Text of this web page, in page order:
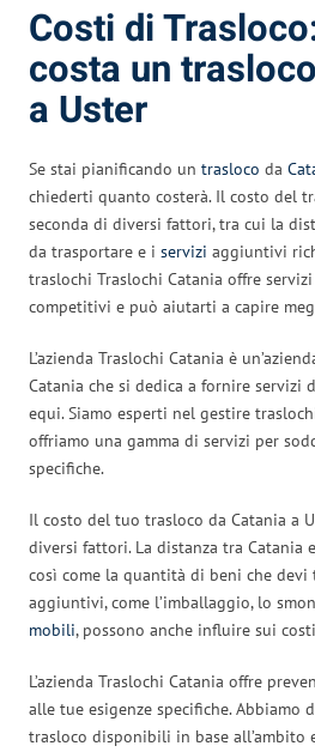
Costi di
costa un
a Uster
Se stai pianificando un trasloco da
chiederti quanto costerà. Il costo del
seconda di diversi fattori, tra cui la
da trasportare e i servizi aggiuntivi
traslochi Traslochi Catania offre
competitivi e può aiutarti a capire
L’azienda Traslochi Catania è
Catania che si dedica a fornire servizi
equi. Siamo esperti nel gestire
offriamo una gamma di servizi per
specifiche.
Il costo del tuo trasloco da Catania a
diversi fattori. La distanza tra Catania
così come la quantità di beni che devi
aggiuntivi, come l’imballaggio, lo
mobili, possono anche influire sui
L’azienda Traslochi Catania offre
alle tue esigenze specifiche. Abbiamo
trasloco disponibili in base all’ambito